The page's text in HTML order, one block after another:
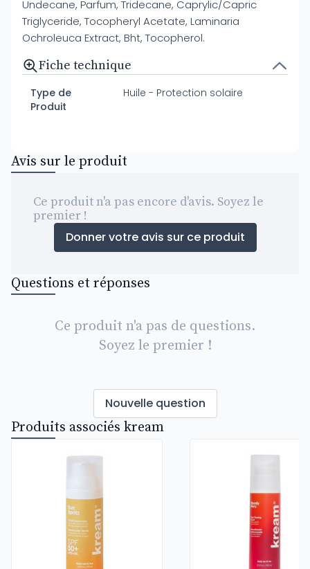
Undecane, Parfum, Tridecane, Caprylic/Capric
Triglyceride, Tocopheryl Acetate, Laminaria
Ochroleuca Extract, Bht, Tocopherol.
Fiche technique
Type de
Produit
Huile - Protection solaire
Avis sur le produit
Ce produit n'a pas encore d'avis. Soyez le
premier !
Donner votre avis sur ce produit
Questions et réponses
Ce produit n'a pas de questions.
Soyez le premier !
Nouvelle question
Produits associés kream